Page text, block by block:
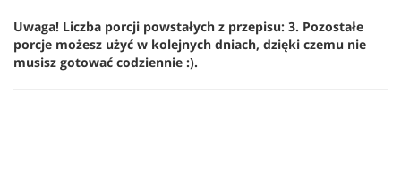
Uwaga! Liczba porcji powstałych z przepisu: 3. Pozostałe
porcje możesz użyć w kolejnych dniach, dzięki czemu nie
musisz gotować codziennie :).